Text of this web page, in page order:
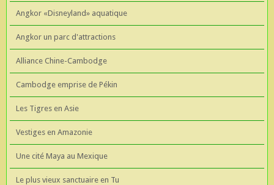
Angkor «Disneyland» aquatique
Angkor un parc d'attractions
Alliance Chine-Cambodge
Cambodge emprise de Pékin
Les Tigres en Asie
Vestiges en Amazonie
Une cité Maya au Mexique
Le plus vieux sanctuaire en Tu